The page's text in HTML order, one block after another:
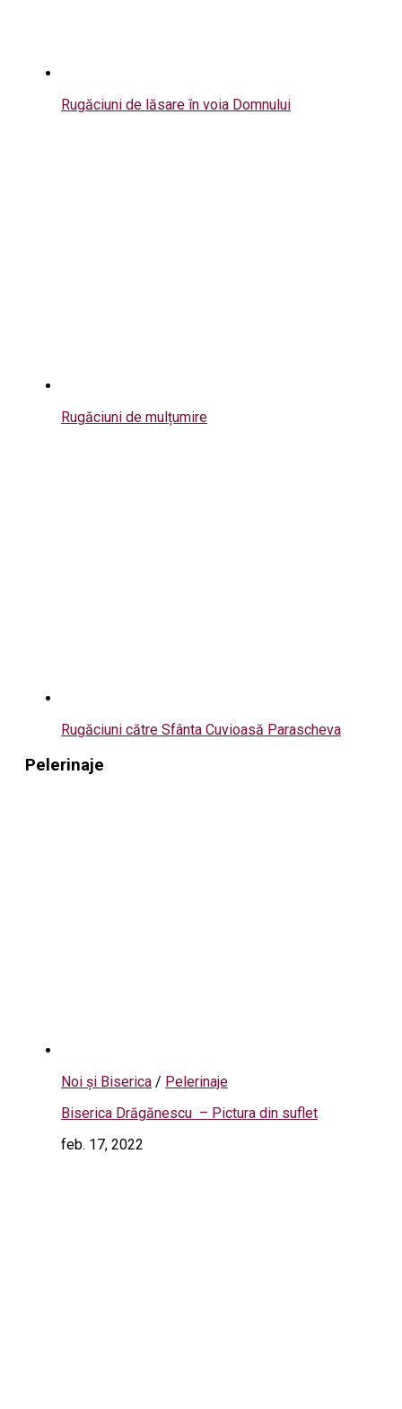
Rugăciuni de lăsare în voia Domnului
Rugăciuni de mulțumire
Rugăciuni către Sfânta Cuvioasă Parascheva
Pelerinaje
Noi și Biserica / Pelerinaje
Biserica Drăgănescu – Pictura din suflet
feb. 17, 2022